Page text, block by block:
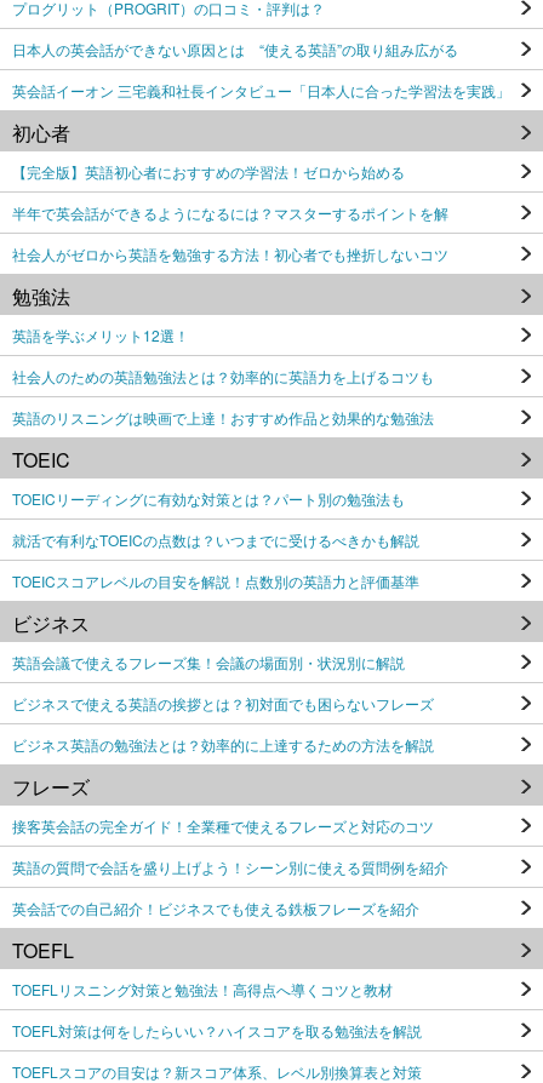
プログリット（PROGRIT）の口コミ・評判は？
日本人の英会話ができない原因とは “使える英語”の取り組み広がる
英会話イーオン 三宅義和社長インタビュー「日本人に合った学習法を実践」
初心者
【完全版】英語初心者におすすめの学習法！ゼロから始める
半年で英会話ができるようになるには？マスターするポイントを解
社会人がゼロから英語を勉強する方法！初心者でも挫折しないコツ
勉強法
英語を学ぶメリット12選！
社会人のための英語勉強法とは？効率的に英語力を上げるコツも
英語のリスニングは映画で上達！おすすめ作品と効果的な勉強法
TOEIC
TOEICリーディングに有効な対策とは？パート別の勉強法も
就活で有利なTOEICの点数は？いつまでに受けるべきかも解説
TOEICスコアレベルの目安を解説！点数別の英語力と評価基準
ビジネス
英語会議で使えるフレーズ集！会議の場面別・状況別に解説
ビジネスで使える英語の挨拶とは？初対面でも困らないフレーズ
ビジネス英語の勉強法とは？効率的に上達するための方法を解説
フレーズ
接客英会話の完全ガイド！全業種で使えるフレーズと対応のコツ
英語の質問で会話を盛り上げよう！シーン別に使える質問例を紹介
英会話での自己紹介！ビジネスでも使える鉄板フレーズを紹介
TOEFL
TOEFLリスニング対策と勉強法！高得点へ導くコツと教材
TOEFL対策は何をしたらいい？ハイスコアを取る勉強法を解説
TOEFLスコアの目安は？新スコア体系、レベル別換算表と対策